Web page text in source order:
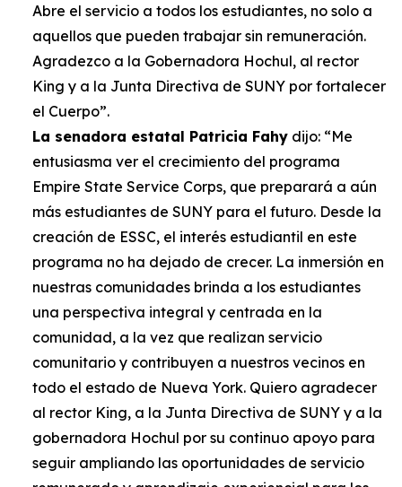
Abre el servicio a todos los estudiantes, no solo a
aquellos que pueden trabajar sin remuneración.
Agradezco a la Gobernadora Hochul, al rector
King y a la Junta Directiva de SUNY por fortalecer
el Cuerpo”.
La senadora estatal Patricia Fahy dijo: “Me
entusiasma ver el crecimiento del programa
Empire State Service Corps, que preparará a aún
más estudiantes de SUNY para el futuro. Desde la
creación de ESSC, el interés estudiantil en este
programa no ha dejado de crecer. La inmersión en
nuestras comunidades brinda a los estudiantes
una perspectiva integral y centrada en la
comunidad, a la vez que realizan servicio
comunitario y contribuyen a nuestros vecinos en
todo el estado de Nueva York. Quiero agradecer
al rector King, a la Junta Directiva de SUNY y a la
gobernadora Hochul por su continuo apoyo para
seguir ampliando las oportunidades de servicio